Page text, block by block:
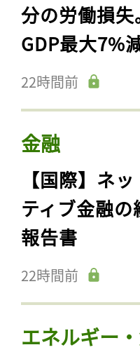
分の労働損
GDP最大7%
22時間前
金融
【国際】ネ
ティブ金融
報告書
22時間前
エネルギー